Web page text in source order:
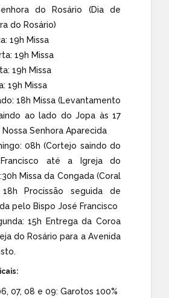
do Rosário (Dia de
do Rosário)
19h Missa
19h Missa
19h Missa
19h Missa
18h Missa (Levantamento
ao lado do Jopa às 17
Nossa Senhora Aparecida
08h (Cortejo saindo do
até a Igreja do
Missa da Congada (Coral
Procissão seguida de
pelo Bispo José Francisco
15h Entrega da Coroa
do Rosário para a Avenida
07, 08 e 09: Garotos 100%